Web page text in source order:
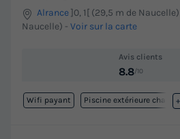
Alrance]0, 1[ (29,5 m de
Naucelle) - Voir sur la carte
Avis clients
8.8/10
Wifi payant Piscine extérieure